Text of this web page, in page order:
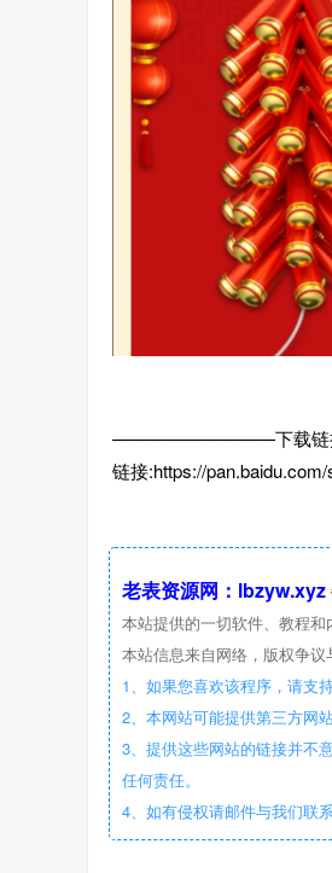
—————————下载
链接:https://
老表资源网：lbzyw.xyz
本站提供的一切软件、教程
本站信息来自网络，版权争议
1、如果您喜欢该程序，请支
2、本网站可能提供第三方网
3、提供这些网站的链接并不
任何责任。
4、如有侵权请邮件与我们联